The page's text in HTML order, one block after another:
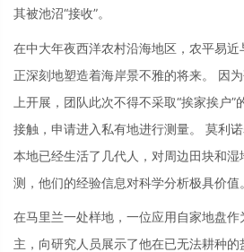
其被池沼“接收”。
在中大年夜西洋农村沿海地区，农平易
正深刻地塑造着海岸景不雅的将来。 因
上开展，团队此次不得不采取“挨家挨户
接触，申请进入私有地进行测量。 莫利
本地已经生活了几代人，对周边田块和
测，他们的经验信息对科学分析极具价值。
在马里兰一处样地，一位应用自家地盘
主，向研究人员展示了他在已无法耕种